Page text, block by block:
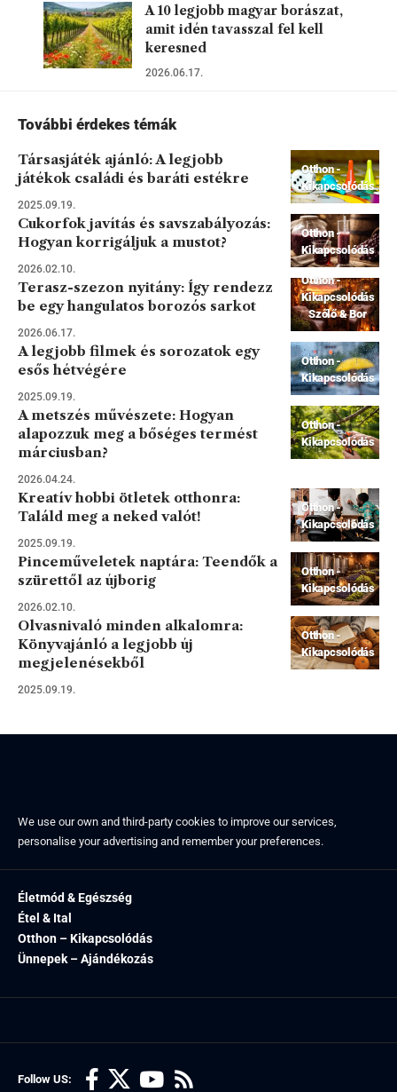
A 10 legjobb magyar borászat,
amit idén tavasszal fel kell
keresned
2026.06.17.
További érdekes témák
Otthon -
Kikapcsolódás
Társasjáték ajánló: A legjobb
játékok családi és baráti estékre
2025.09.19.
Otthon -
Kikapcsolódás
Cukorfok javítás és savszabályozás:
Hogyan korrigáljuk a mustot?
2026.02.10.
Otthon -
Kikapcsolódás
Szőlő & Bor
Terasz-szezon nyitány: Így rendezz
be egy hangulatos borozós sarkot
2026.06.17.
Otthon -
Kikapcsolódás
A legjobb filmek és sorozatok egy
esős hétvégére
2025.09.19.
Otthon -
Kikapcsolódás
A metszés művészete: Hogyan
alapozzuk meg a bőséges termést
márciusban?
2026.04.24.
Otthon -
Kikapcsolódás
Kreatív hobbi ötletek otthonra:
Találd meg a neked valót!
2025.09.19.
Otthon -
Kikapcsolódás
Pinceműveletek naptára: Teendők a
szürettől az újborig
2026.02.10.
Otthon -
Kikapcsolódás
Olvasnivaló minden alkalomra:
Könyvajánló a legjobb új
megjelenésekből
2025.09.19.
We use our own and third-party cookies to improve our services,
personalise your advertising and remember your preferences.
Életmód & Egészség
Étel & Ital
Otthon – Kikapcsolódás
Ünnepek – Ajándékozás
Follow US: